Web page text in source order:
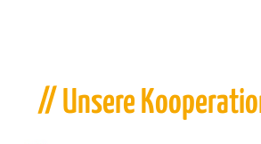
// Unsere